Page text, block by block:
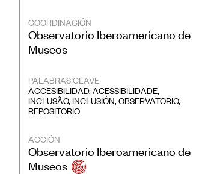
COORDINACIÓN
Observatorio Iberoamericano de
Museos
PALABRAS CLAVE
ACCESIBILIDAD,ACESSIBILIDADE,
INCLUSÃO, INCLUSIÓN,OBSERVATORIO,
REPOSITORIO
ACCIÓN
Observatorio Iberoamericano de
Museos